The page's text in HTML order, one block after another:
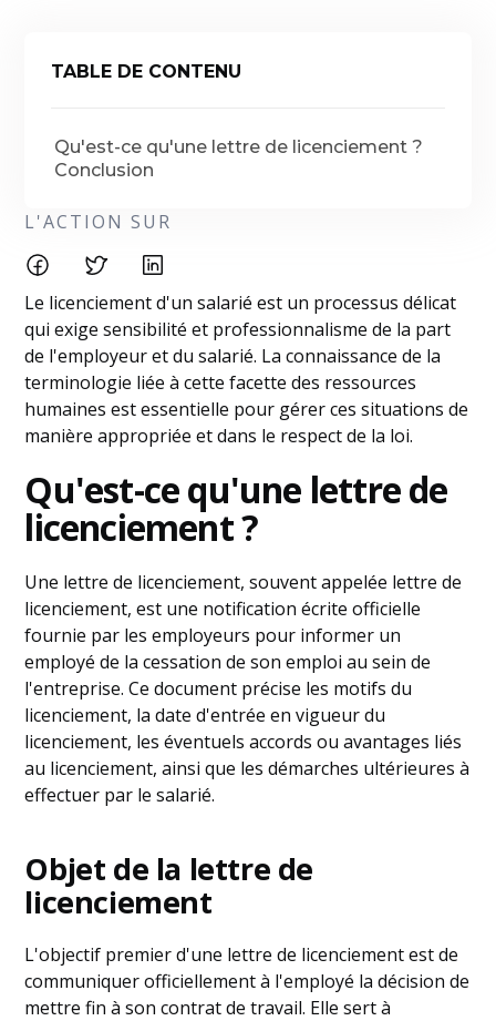
TABLE DE CONTENU
Qu'est-ce qu'une lettre de licenciement ?
Conclusion
L'ACTION SUR
Le licenciement d'un salarié est un processus délicat
qui exige sensibilité et professionnalisme de la part
de l'employeur et du salarié. La connaissance de la
terminologie liée à cette facette des ressources
humaines est essentielle pour gérer ces situations de
manière appropriée et dans le respect de la loi.
Qu'est-ce qu'une lettre de
licenciement ?
Une lettre de licenciement, souvent appelée lettre de
licenciement, est une notification écrite officielle
fournie par les employeurs pour informer un
employé de la cessation de son emploi au sein de
l'entreprise. Ce document précise les motifs du
licenciement, la date d'entrée en vigueur du
licenciement, les éventuels accords ou avantages liés
au licenciement, ainsi que les démarches ultérieures à
effectuer par le salarié.
Objet de la lettre de
licenciement
L'objectif premier d'une lettre de licenciement est de
communiquer officiellement à l'employé la décision de
mettre fin à son contrat de travail. Elle sert à